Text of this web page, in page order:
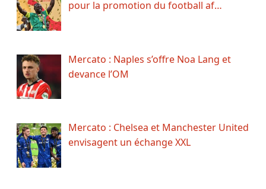
pour la promotion du football af…
Mercato : Naples s’offre Noa Lang et
devance l’OM
Mercato : Chelsea et Manchester United
envisagent un échange XXL